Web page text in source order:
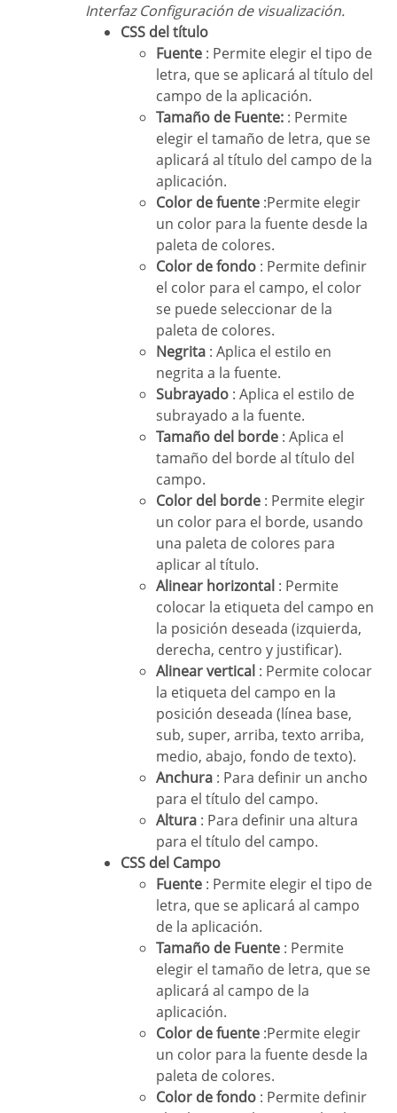
Interfaz Configuración de visualización.
CSS del título
Fuente : Permite elegir el tipo de
letra, que se aplicará al título del
campo de la aplicación.
Tamaño de Fuente: : Permite
elegir el tamaño de letra, que se
aplicará al título del campo de la
aplicación.
Color de fuente :Permite elegir
un color para la fuente desde la
paleta de colores.
Color de fondo : Permite definir
el color para el campo, el color
se puede seleccionar de la
paleta de colores.
Negrita : Aplica el estilo en
negrita a la fuente.
Subrayado : Aplica el estilo de
subrayado a la fuente.
Tamaño del borde : Aplica el
tamaño del borde al título del
campo.
Color del borde : Permite elegir
un color para el borde, usando
una paleta de colores para
aplicar al título.
Alinear horizontal : Permite
colocar la etiqueta del campo en
la posición deseada (izquierda,
derecha, centro y justificar).
Alinear vertical : Permite colocar
la etiqueta del campo en la
posición deseada (línea base,
sub, super, arriba, texto arriba,
medio, abajo, fondo de texto).
Anchura : Para definir un ancho
para el título del campo.
Altura : Para definir una altura
para el título del campo.
CSS del Campo
Fuente : Permite elegir el tipo de
letra, que se aplicará al campo
de la aplicación.
Tamaño de Fuente : Permite
elegir el tamaño de letra, que se
aplicará al campo de la
aplicación.
Color de fuente :Permite elegir
un color para la fuente desde la
paleta de colores.
Color de fondo : Permite definir